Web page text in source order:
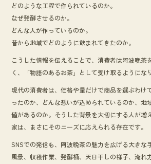
どのような工程で作られているのか。
なぜ発酵させるのか。
どんな人が作っているのか。
昔から地域でどのように飲まれてきたのか。
こうした情報を伝えることで、消費者は阿波晩茶
く、「物語のあるお茶」として受け取るようにな
現代の消費者は、価格や量だけで商品を選ぶわけ
ったのか、どんな想いが込められているのか、地
値があるのか。そうした背景を大切にする人が増
家は、まさにそのニーズに応えられる存在です。
SNSでの発信も、阿波晩茶の魅力を広げる大きな
風景、収穫作業、発酵桶、天日干しの様子、淹れ